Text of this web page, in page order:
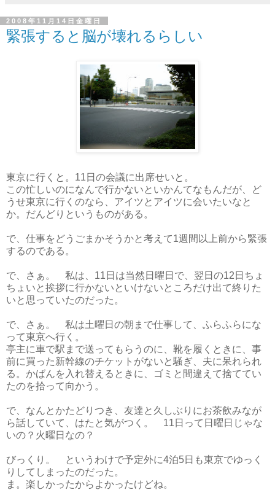
2008年11月14日金曜日
緊張すると脳が壊れるらしい
東京に行くと。11日の会議に出席せいと。
この忙しいのになんで行かないといかんてなもんだが、ど
うせ東京に行くのなら、アイツとアイツに会いたいなと
か。だんどりというものがある。
で、仕事をどうごまかそうかと考えて1週間以上前から緊張
するのである。
で、さぁ。 私は、11日は当然日曜日で、翌日の12日ちょ
ちょいと挨拶に行かないといけないところだけ出て終りた
いと思っていたのだった。
で、さぁ。 私は土曜日の朝まで仕事して、ふらふらにな
って東京へ行く。
亭主に車で駅まで送ってもらうのに、靴を履くときに、事
前に買った新幹線のチケットがないと騒ぎ、夫に呆れられ
る。かばんを入れ替えるときに、ゴミと間違えて捨ててい
たのを拾って向かう。
で、なんとかたどりつき、友達と久しぶりにお茶飲みなが
ら話していて、はたと気がつく。 11日って日曜日じゃな
いの？火曜日なの？
びっくり。 というわけで予定外に4泊5日も東京でゆっく
りしてしまったのだった。
ま。楽しかったからよかったけどね。